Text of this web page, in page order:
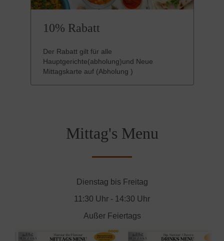
10% Rabatt
Der Rabatt gilt für alle
Hauptgerichte(abholung)und Neue
Mittagskarte auf (Abholung )
Mittag's Menu
Dienstag bis Freitag
11:30 Uhr - 14:30 Uhr
Außer Feiertags